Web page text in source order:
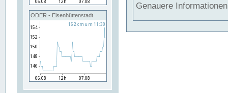
ODER - Eisenhüttenstadt
Genauere